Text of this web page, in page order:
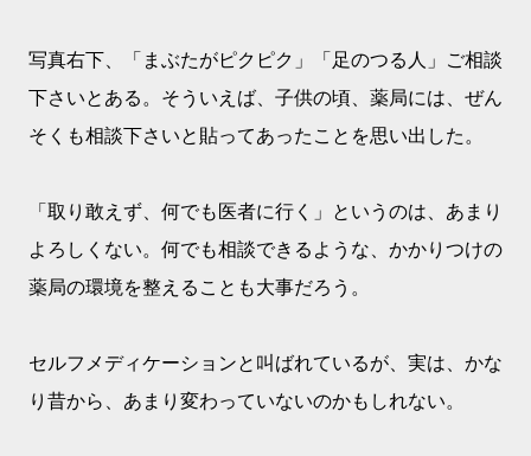
写真右下、「まぶたがピクピク」「足のつる人」ご相談
下さいとある。そういえば、子供の頃、薬局には、ぜん
そくも相談下さいと貼ってあったことを思い出した。
「取り敢えず、何でも医者に行く」というのは、あまり
よろしくない。何でも相談できるような、かかりつけの
薬局の環境を整えることも大事だろう。
セルフメディケーションと叫ばれているが、実は、かな
り昔から、あまり変わっていないのかもしれない。